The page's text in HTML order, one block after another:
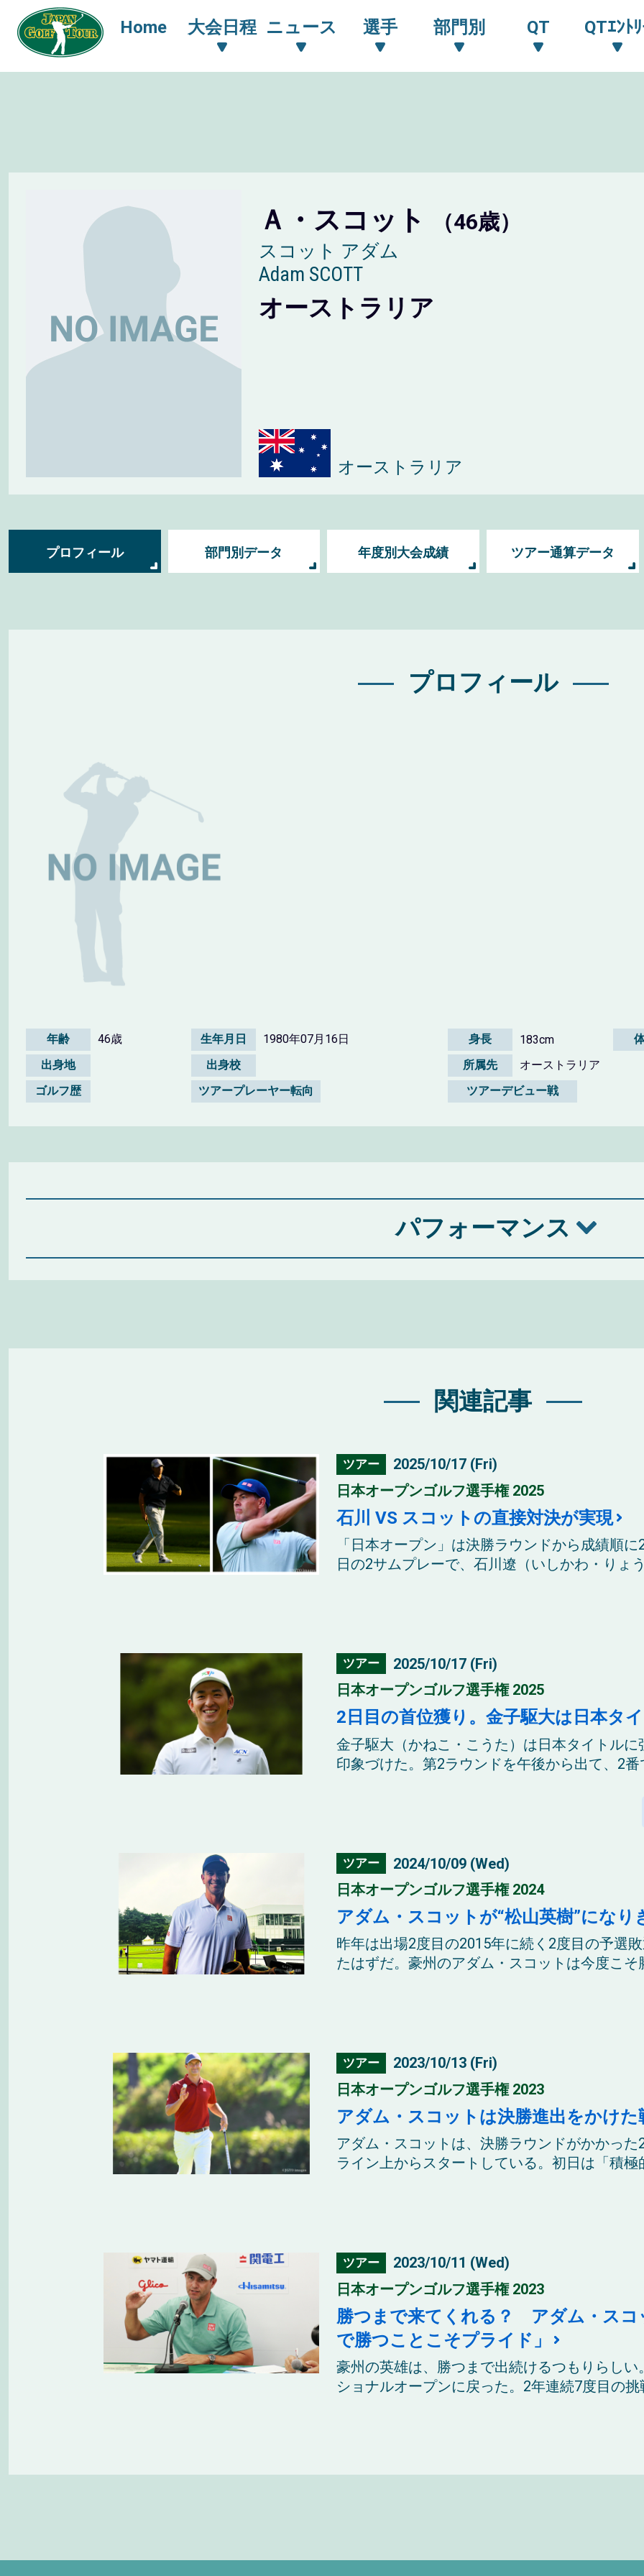
Home 大会日程 ニュース 選手 部門別 QT QTｴﾝﾄ
Ａ・スコット （46歳）
スコット アダム
Adam SCOTT
オーストラリア
オーストラリア
プロフィール 部門別データ 年度別大会成績 ツアー通算データ
プロフィール
年齢 46歳 生年月日 1980年07月16日 身長 183cm
出身地
出身校 所属先
オーストラリア
ゴルフ歴
ツアープレーヤー転向 ツアーデビュー戦
パフォーマンス
関連記事
ツアー
2025/10/17 (Fri)
日本オープンゴルフ選手権 2025
石川 VS スコットの直接対決が実現
「日本オープン」は決勝ラウンドから成績順
日の2サムプレーで、石川遼（いしかわ・りょ
ツアー
2025/10/17 (Fri)
日本オープンゴルフ選手権 2025
2日目の首位獲り。金子駆大は日本タ
金子駆大（かねこ・こうた）は日本タイトル
印象づけた。第2ラウンドを午後から出て、2番
ツアー
2024/10/09 (Wed)
日本オープンゴルフ選手権 2024
アダム・スコットが“松山英樹”にな
昨年は出場2度目の2015年に続く2度目の予選
たはずだ。豪州のアダム・スコットは今度こそ
ツアー
2023/10/13 (Fri)
日本オープンゴルフ選手権 2023
アダム・スコットは決勝進出をかけた
アダム・スコットは、決勝ラウンドがかかっ
ライン上からスタートしている。初日は「積極
ツアー
2023/10/11 (Wed)
日本オープンゴルフ選手権 2023
勝つまで来てくれる？ アダム・スコ
で勝つことこそプライド」
豪州の英雄は、勝つまで出続けるつもりらし
ショナルオープンに戻った。2年連続7度目の挑